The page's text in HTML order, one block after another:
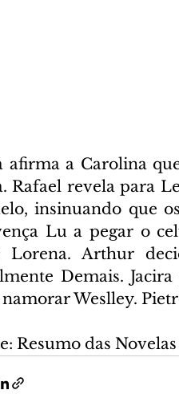
afirma a Carolina
Rafael revela para
insinuando que
Lu a pegar o
Lorena. Arthur
Demais.
Weslley.
Resumo das Novelas